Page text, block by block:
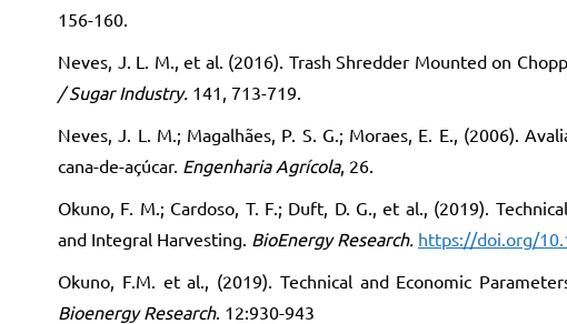
156-160.
Neves, J. L. M., et al. (2016). Trash Shredder Mounted on
/ Sugar Industry. 141, 713-719.
Neves, J. L. M.; Magalhães, P. S. G.; Moraes, E. E., (2006).
cana-de-açúcar. Engenharia Agrícola, 26.
Okuno, F. M.; Cardoso, T. F.; Duft, D. G., et al., (2019).
and Integral Harvesting. BioEnergy Research. https://doi.org/
Okuno, F.M. et al., (2019). Technical and Economic
Bioenergy Research. 12:930-943